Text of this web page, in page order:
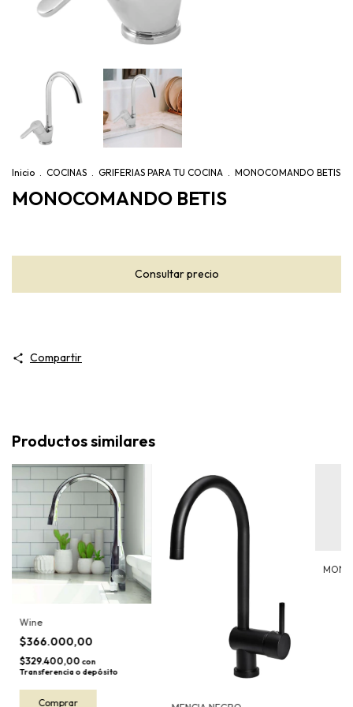
Inicio . COCINAS . GRIFERIAS PARA TU COCINA . MONOCOMANDO BETIS
MONOCOMANDO BETIS
Compartir
Productos similares
Wine
$366.000,00
$329.400,00 con
Transferencia o depósito